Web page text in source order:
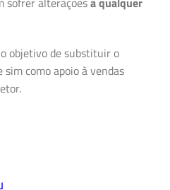
objetivo de substituir o
como apoio à vendas